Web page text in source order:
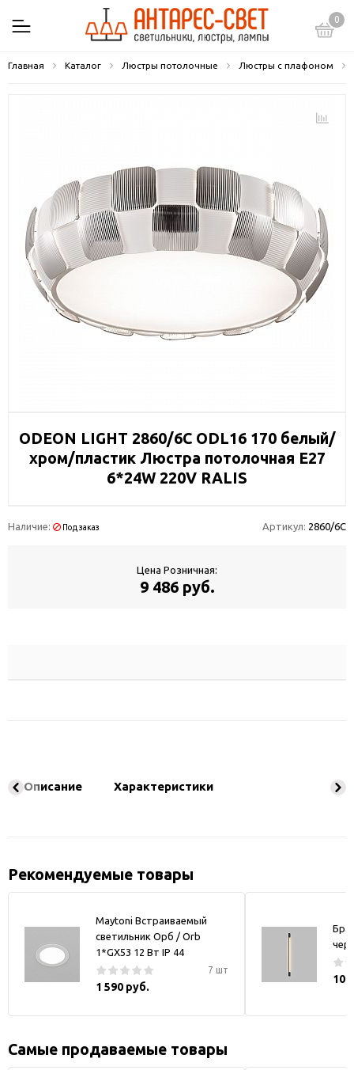
0
Главная Каталог Люстры потолочные Люстры с плафоном
ODEON LIGHT 2860/6C ODL16 170 белый/
хром/пластик Люстра потолочная Е27
6*24W 220V RALIS
Наличие: Под заказ Артикул: 2860/6C
Цена Розничная:
9 486 руб.
Описание Характеристики
Рекомендуемые товары
Maytoni Встраиваемый
светильник Орб / Orb
1*GX53 12 Вт IP 44
7 шт
1 590 руб.
Бра
10
Самые продаваемые товары